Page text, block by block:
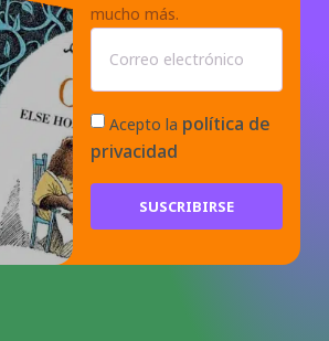
mucho más.
Acepto la política de
privacidad
SUSCRIBIRSE